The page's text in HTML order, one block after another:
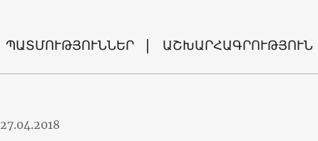
ՊԱՏՄՈՒԹՅՈՒՆՆԵՐ ԱՇԽԱՐՀԱԳՐՈՒԹՅՈՒՆ
27.04.2018